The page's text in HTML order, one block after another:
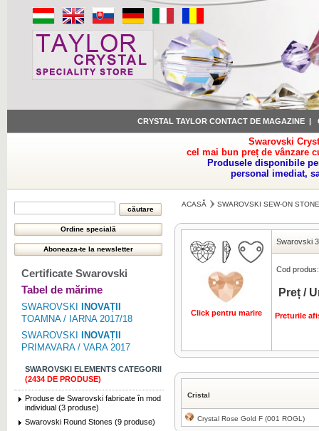
CRYSTAL TAYLOR CONTACT DE MAGAZINE |
Swarovski
cel mai bun preț de vânzare
Produsele disponibile
personal imediat,
Certificate Swarovski
Tabel de mărime
SWAROVSKI
INOVAȚII
TOAMNA / IARNA 2017/18
SWAROVSKI
INOVAȚII
PRIMAVARA / VARA 2017
SWAROVSKI ELEMENTS CATEGORII
(2434 DE PRODUSE)
Produse de Swarovski fabricate în mod
individual (3 produse)
Swarovski Round Stones (9 produse)
ACASĂ SWAROVSKI SEW-ON
Click pentru marire
Swarovski
Cod produs:
Preț /
Preturile
Cristal
Crystal Rose Gold F (001 ROGL)